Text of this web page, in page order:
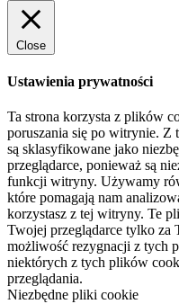
Close
Ustawienia prywatności
Ta strona korzysta z plików
poruszania się po witrynie.
są sklasyfikowane jako
przeglądarce, ponieważ są
funkcji witryny. Używamy
które pomagają nam
korzystasz z tej witryny. Te
Twojej przeglądarce tylko za
możliwość rezygnacji z tych
niektórych z tych plików
przeglądania.
Niezbędne pliki cookie